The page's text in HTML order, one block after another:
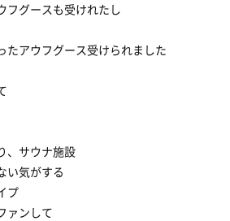
フグースも受けれたし
たアウフグース受けられました
、サウナ施設
い気がする
プ
ァンして